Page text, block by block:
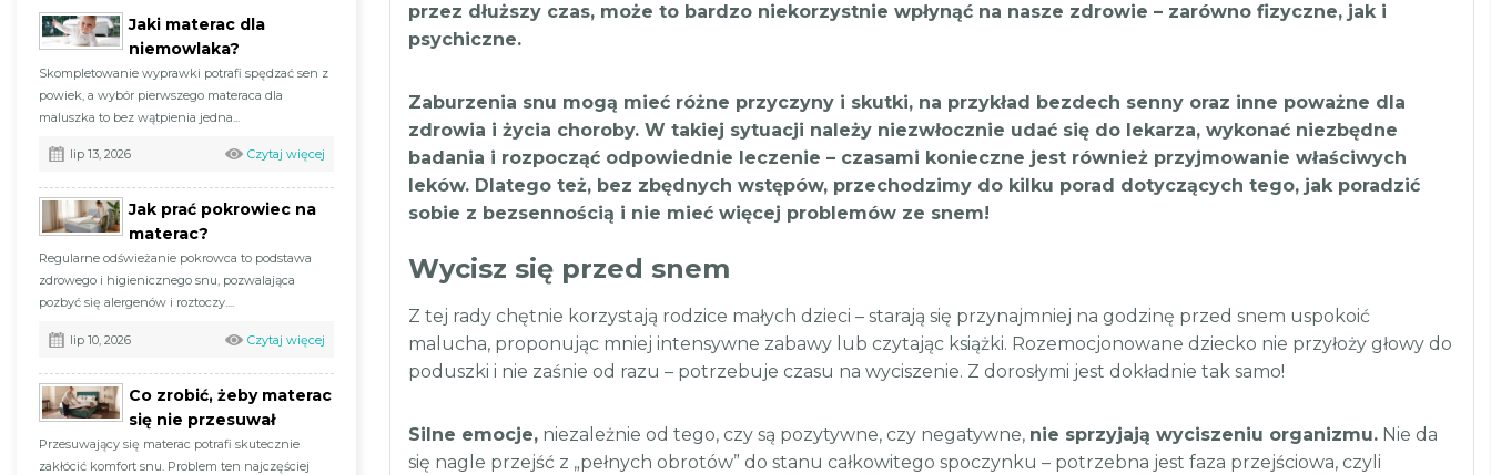
Jaki materac dla
niemowlaka?
Skompletowanie wyprawki potrafi spędzać sen z
powiek, a wybór pierwszego materaca dla
maluszka to bez wątpienia jedna...
lip 13, 2026 Czytaj więcej
Jak prać pokrowiec na
materac?
Regularne odświeżanie pokrowca to podstawa
zdrowego i higienicznego snu, pozwalająca
pozbyć się alergenów i roztoczy....
lip 10, 2026 Czytaj więcej
Co zrobić, żeby materac
się nie przesuwał
Przesuwający się materac potrafi skutecznie
zakłócić komfort snu. Problem ten najczęściej
przez dłuższy czas, może to bardzo niekorzystnie wpłynąć na nasze zdrowie – zarówno fizyczne, jak i
psychiczne.
Zaburzenia snu mogą mieć różne przyczyny i skutki, na przykład bezdech senny oraz inne poważne dla
zdrowia i życia choroby. W takiej sytuacji należy niezwłocznie udać się do lekarza, wykonać niezbędne
badania i rozpocząć odpowiednie leczenie – czasami konieczne jest również przyjmowanie właściwych
leków. Dlatego też, bez zbędnych wstępów, przechodzimy do kilku porad dotyczących tego, jak poradzić
sobie z bezsennością i nie mieć więcej problemów ze snem!
Wycisz się przed snem
Z tej rady chętnie korzystają rodzice małych dzieci – starają się przynajmniej na godzinę przed snem uspokoić
malucha, proponując mniej intensywne zabawy lub czytając książki. Rozemocjonowane dziecko nie przyłoży głowy do
poduszki i nie zaśnie od razu – potrzebuje czasu na wyciszenie. Z dorosłymi jest dokładnie tak samo!
Silne emocje, niezależnie od tego, czy są pozytywne, czy negatywne, nie sprzyjają wyciszeniu organizmu. Nie da
się nagle przejść z „pełnych obrotów” do stanu całkowitego spoczynku – potrzebna jest faza przejściowa, czyli